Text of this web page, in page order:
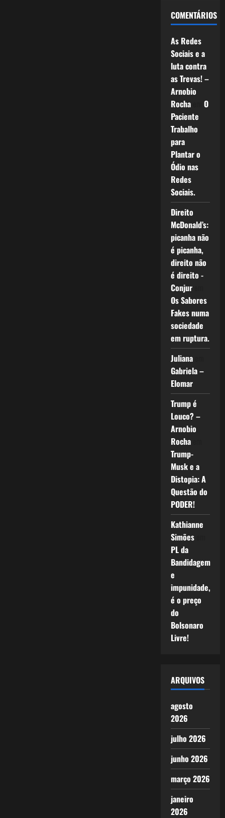
COMENTÁRIOS
As Redes
Sociais e a
luta contra
as Trevas! –
Arnobio
Rochaem O
Paciente
Trabalho
para
Plantar o
Ódio nas
Redes
Sociais.
Direito
McDonald’s:
picanha não
é picanha,
direito não
é direito -
Conjurem
Os Sabores
Fakes numa
sociedade
em ruptura.
Julianaem
Gabriela –
Elomar
Trump é
Louco? –
Arnobio
Rochaem
Trump-
Musk e a
Distopia: A
Questão do
PODER!
Kathianne
Simõesem
PL da
Bandidagem
e
impunidade,
é o preço
do
Bolsonaro
Livre!
ARQUIVOS
agosto
2026
julho 2026
junho 2026
março 2026
janeiro
2026